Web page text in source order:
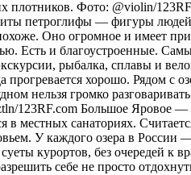
плотников. Фото: @violin/
петроглифы — фигуры
Оно огромное и имеет
Есть и благоустроенные.
рыбалка, сплавы и
хорошо. Рядом с
нельзя громко
123RF.com Большое Яровое —
в местных санаториях.
У каждого озера в
курортов, без очередей к
себе не просто